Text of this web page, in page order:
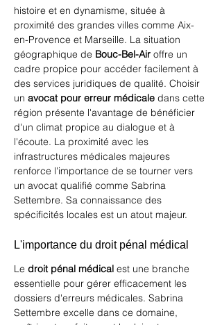
histoire et en dynamisme, située à
proximité des grandes villes comme Aix-
en-Provence et Marseille. La situation
géographique de Bouc-Bel-Air offre un
cadre propice pour accéder facilement à
des services juridiques de qualité. Choisir
un avocat pour erreur médicale dans cette
région présente l'avantage de bénéficier
d'un climat propice au dialogue et à
l'écoute. La proximité avec les
infrastructures médicales majeures
renforce l'importance de se tourner vers
un avocat qualifié comme Sabrina
Settembre. Sa connaissance des
spécificités locales est un atout majeur.
L'importance du droit pénal médical
Le droit pénal médical est une branche
essentielle pour gérer efficacement les
dossiers d'erreurs médicales. Sabrina
Settembre excelle dans ce domaine,